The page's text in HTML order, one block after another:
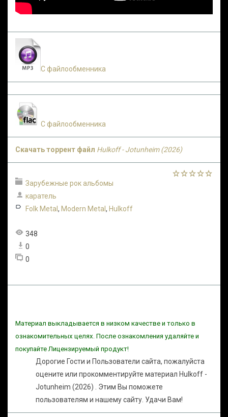
С файлообменника
С файлообменника
Скачать торрент файл Hulkoff - Jotunheim (2026)
Зарубежные рок альбомы
каратель
Folk Metal , Modern Metal , Hulkoff
348
0
0
Материал выкладывается в низком качестве и только в
ознакомительных целях. После ознакомления удаляйте и
покупайте Лицензируемый продукт!
Дорогие Гости и Пользователи сайта, пожалуйста
оцените или прокомментируйте материал Hulkoff -
Jotunheim (2026) . Этим Вы поможете
пользователям и нашему сайту. Удачи Вам!